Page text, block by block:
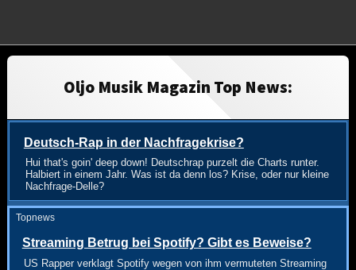
Oljo Musik Magazin Top News:
Deutsch-Rap in der Nachfragekrise?
Hui that's goin' deep down! Deutschrap purzelt die Charts runter.
Halbiert in einem Jahr. Was ist da denn los? Krise, oder nur kleine
Nachfrage-Delle?
Topnews
Streaming Betrug bei Spotify? Gibt es Beweise?
US Rapper verklagt Spotify wegen von ihm vermuteten Streaming